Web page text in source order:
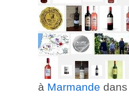
à Marmande